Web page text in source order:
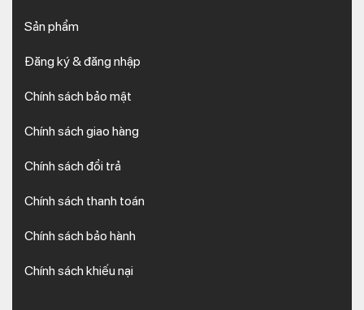
Sản phẩm
Đăng ký & đăng nhập
Chính sách bảo mật
Chính sách giao hàng
Chính sách đổi trả
Chính sách thanh toán
Chính sách bảo hành
Chính sách khiếu nại